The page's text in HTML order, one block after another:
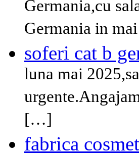
Germania,cu
Germania in
soferi cat b
luna mai
[…]
fabrica